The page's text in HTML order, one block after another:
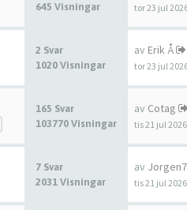
645 Visningar
tor 23 jul
2 Svar
1020 Visningar
av Erik Å
tor 23 jul
165 Svar
103770 Visningar
av Cotag
tis 21 jul
7 Svar
2031 Visningar
av
tis 21 jul